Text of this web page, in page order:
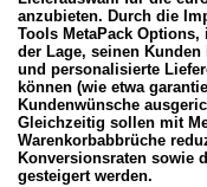
anzubieten. Durch die
Tools MetaPack
der Lage, seinen
und personalisierte
können (wie etwa
Kundenwünsche
Gleichzeitig sollen mit
Warenkorbabbrüche
Konversionsraten sowie
gesteigert werden.